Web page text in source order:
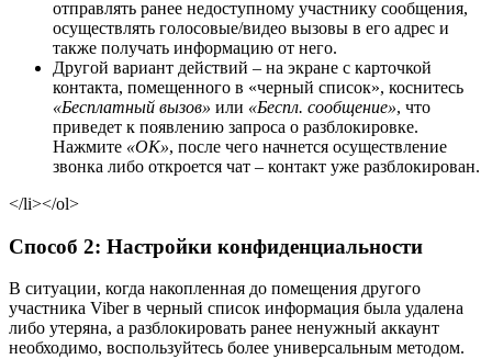
отправлять ранее недоступному участнику сообщения,
осуществлять голосовые/видео вызовы в его адрес и
также получать информацию от него.
Другой вариант действий – на экране с карточкой
контакта, помещенного в «черный список», коснитесь
«Бесплатный вызов» или «Беспл. сообщение», что
приведет к появлению запроса о разблокировке.
Нажмите «ОК», после чего начнется осуществление
звонка либо откроется чат – контакт уже разблокирован.
</li></ol>
Способ 2: Настройки конфиденциальности
В ситуации, когда накопленная до помещения другого
участника Viber в черный список информация была удалена
либо утеряна, а разблокировать ранее ненужный аккаунт
необходимо, воспользуйтесь более универсальным методом.